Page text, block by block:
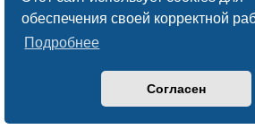
обеспечения своей корректной
Подробнее
Согласен